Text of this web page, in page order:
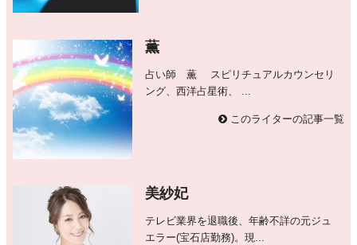
薫
占い師 薫 スピリチュアルカウンセリ
ング、西洋占星術、 ...
このライターの記事一覧
美紗妃
テレビ業界を退職後、年齢不詳の元ジュ
エラー(宝石店勤務)。現...